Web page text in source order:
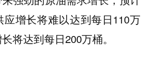
应增长将难以达到每日110万
将达到每日200万桶。